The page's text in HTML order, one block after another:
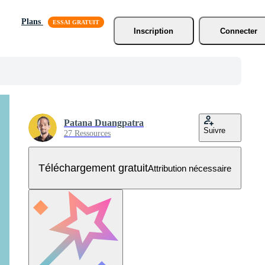
Plans
Inscription
Connecter
Patana Duangpatra
27 Ressources Suivre
Téléchargement gratuitAttribution nécessaire